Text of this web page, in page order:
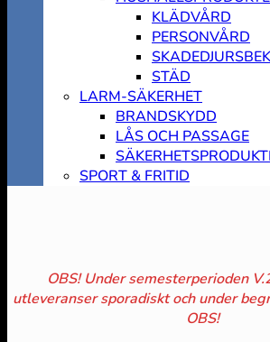
KLÄDVÅRD
PERSONVÅRD
STÄD
LARM-SÄKERHET
BRANDSKYDD
LÅS OCH PASSAGE
SPORT & FRITID
OBS! Under semesterperioden
utleveranser sporadiskt och under
OBS!